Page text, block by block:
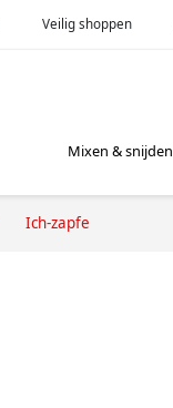
Veilig shoppen
Mixen & snijden
Ich-zapfe